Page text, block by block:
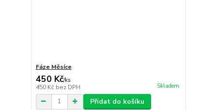
Fáze Měsíce
450 Kč/ks
450 Kč bez DPH Skladem
Přidat do košíku